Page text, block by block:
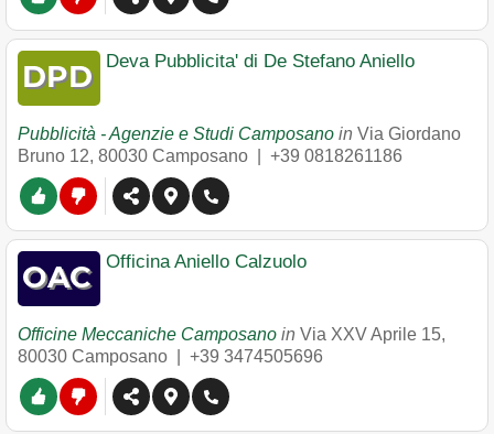
Deva Pubblicita' di De Stefano Aniello
Pubblicità - Agenzie e Studi Camposano in Via Giordano
Bruno 12, 80030 Camposano +39 0818261186
Officina Aniello Calzuolo
Officine Meccaniche Camposano in Via XXV Aprile 15,
80030 Camposano +39 3474505696